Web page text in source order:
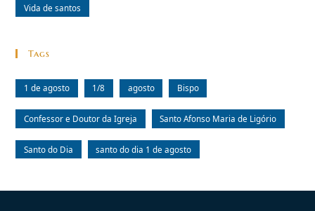
Vida de santos
Tags
1 de agosto 1/8 agosto Bispo
Confessor e Doutor da Igreja Santo Afonso Maria de Ligório
Santo do Dia santo do dia 1 de agosto